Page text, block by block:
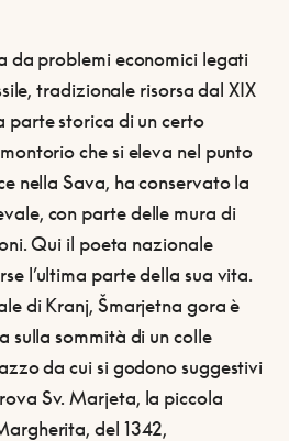
da problemi economici legati
tradizionale risorsa dal XIX
parte storica di un certo
che si eleva nel punto
nella Sava, ha conservato la
con parte delle mura di
Qui il poeta nazionale
l’ultima parte della sua vita.
di Kranj, Šmarjetna gora è
sulla sommità di un colle
da cui si godono suggestivi
Sv. Marjeta, la piccola
del 1342,